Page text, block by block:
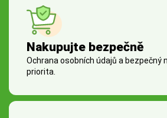
Nakupujte bezpečně
Ochrana osobních údajů a bezpečný
priorita.